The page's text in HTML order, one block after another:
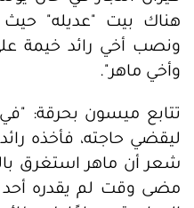
هناك بيت "عديله" حيث
ونصب أخي رائد خيمة
وأخي ماهر".
ليقضي حاجته، فأخذه
شعر أن ماهر استغرق
مضى وقت لم يقدره أحد